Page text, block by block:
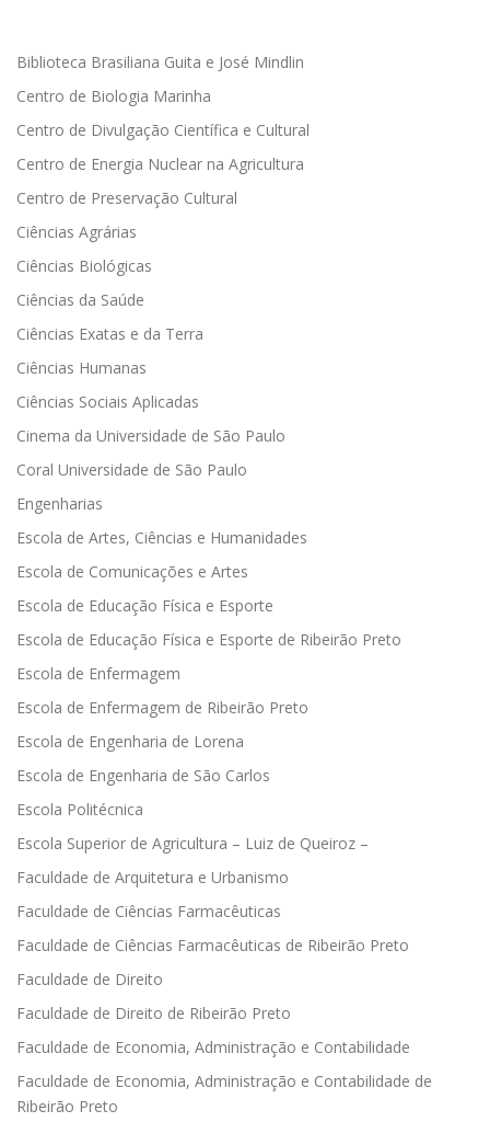
Biblioteca Brasiliana Guita e José Mindlin
Centro de Biologia Marinha
Centro de Divulgação Científica e Cultural
Centro de Energia Nuclear na Agricultura
Centro de Preservação Cultural
Ciências Agrárias
Ciências Biológicas
Ciências da Saúde
Ciências Exatas e da Terra
Ciências Humanas
Ciências Sociais Aplicadas
Cinema da Universidade de São Paulo
Coral Universidade de São Paulo
Engenharias
Escola de Artes, Ciências e Humanidades
Escola de Comunicações e Artes
Escola de Educação Física e Esporte
Escola de Educação Física e Esporte de Ribeirão Preto
Escola de Enfermagem
Escola de Enfermagem de Ribeirão Preto
Escola de Engenharia de Lorena
Escola de Engenharia de São Carlos
Escola Politécnica
Escola Superior de Agricultura – Luiz de Queiroz –
Faculdade de Arquitetura e Urbanismo
Faculdade de Ciências Farmacêuticas
Faculdade de Ciências Farmacêuticas de Ribeirão Preto
Faculdade de Direito
Faculdade de Direito de Ribeirão Preto
Faculdade de Economia, Administração e Contabilidade
Faculdade de Economia, Administração e Contabilidade de
Ribeirão Preto